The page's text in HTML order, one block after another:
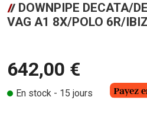
DOWNPIPE DECATA/
VAG A1 8X/POLO 6R/
642,00 €
En stock - 15 jours